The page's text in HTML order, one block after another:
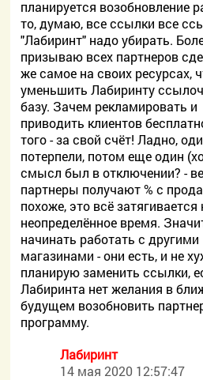
планируется возобновление
то, думаю, все ссылки все
"Лабиринт" надо убирать.
призываю всех партнеров
же самое на своих ресурсах,
уменьшить Лабиринту
базу. Зачем рекламировать и
приводить клиентов
того - за свой счёт! Ладно,
потерпели, потом еще один
смысл был в отключении? -
партнеры получают % с
похоже, это всё затягивается
неопределённое время.
начинать работать с другими
магазинами - они есть, и не
планирую заменить ссылки,
Лабиринта нет желания в
будущем возобновить
программу.
Лабиринт
14 мая 2020 12:57:47